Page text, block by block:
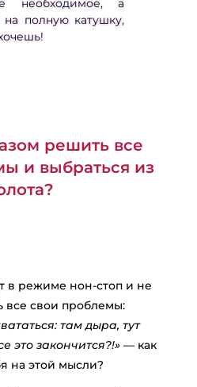
необходимое, а
полную катушку,
решить все
и выбраться из
в режиме нон-стоп и не
все свои проблемы:
там дыра, тут
это закончится?!»— как
на этой мысли?